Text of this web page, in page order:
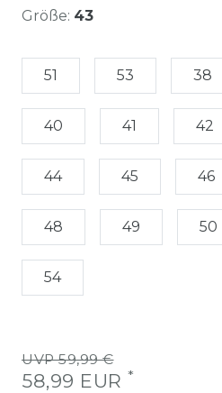
Größe: 43
51 53 38
40 41 42
44 45 46
48 49 50
54
UVP 59,99 €
58,99 EUR *